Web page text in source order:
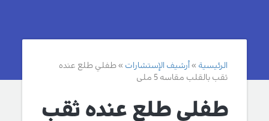
الرئيسية أرشيف الإستشارات
طفلي طلع عنده
ثقب بالقلب مقاسه 5 ملى
طفلي طلع عنده ثقب